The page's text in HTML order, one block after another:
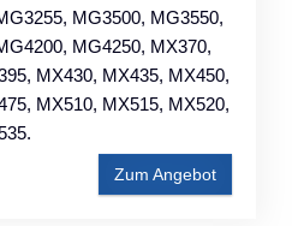
MG3500, MG3550,
MG4250, MX370,
MX430, MX435, MX450,
MX510, MX515, MX520,
Zum Angebot